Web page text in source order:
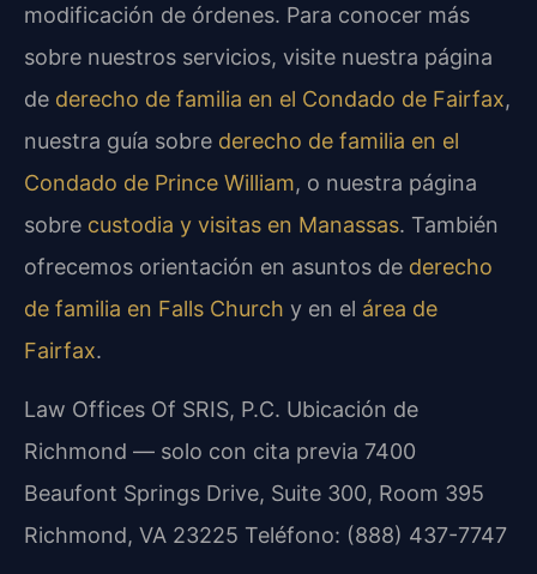
modificación de órdenes. Para conocer más
sobre nuestros servicios, visite nuestra página
de derecho de familia en el Condado de Fairfax,
nuestra guía sobre derecho de familia en el
Condado de Prince William, o nuestra página
sobre custodia y visitas en Manassas. También
ofrecemos orientación en asuntos de derecho
de familia en Falls Church y en el área de
Fairfax.
Law Offices Of SRIS, P.C. Ubicación de
Richmond — solo con cita previa 7400
Beaufont Springs Drive, Suite 300, Room 395
Richmond, VA 23225 Teléfono: (888) 437-7747